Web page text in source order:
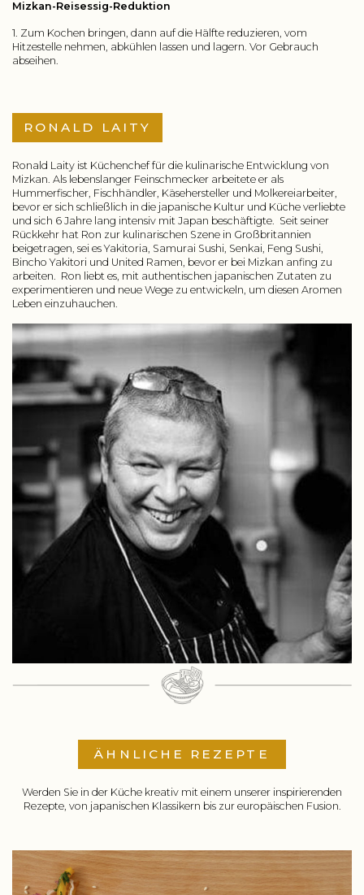
Mizkan-Reisessig-Reduktion
1. Zum Kochen bringen, dann auf die Hälfte reduzieren, vom
Hitzestelle nehmen, abkühlen lassen und lagern. Vor Gebrauch
abseihen.
RONALD LAITY
Ronald Laity ist Küchenchef für die kulinarische Entwicklung von
Mizkan. Als lebenslanger Feinschmecker arbeitete er als
Hummerfischer, Fischhändler, Käsehersteller und Molkereiarbeiter,
bevor er sich schließlich in die japanische Kultur und Küche verliebte
und sich 6 Jahre lang intensiv mit Japan beschäftigte. Seit seiner
Rückkehr hat Ron zur kulinarischen Szene in Großbritannien
beigetragen, sei es Yakitoria, Samurai Sushi, Senkai, Feng Sushi,
Bincho Yakitori und United Ramen, bevor er bei Mizkan anfing zu
arbeiten. Ron liebt es, mit authentischen japanischen Zutaten zu
experimentieren und neue Wege zu entwickeln, um diesen Aromen
Leben einzuhauchen.
ÄHNLICHE REZEPTE
Werden Sie in der Küche kreativ mit einem unserer inspirierenden
Rezepte, von japanischen Klassikern bis zur europäischen Fusion.